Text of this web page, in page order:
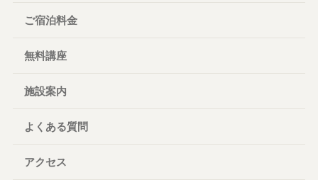
ご宿泊料金
無料講座
施設案内
よくある質問
アクセス